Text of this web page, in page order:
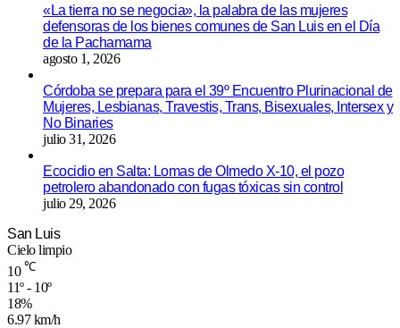
«La tierra no se negocia», la palabra de las mujeres
defensoras de los bienes comunes de San Luis en el Día
de la Pachamama
agosto 1, 2026
Córdoba se prepara para el 39º Encuentro Plurinacional de
Mujeres, Lesbianas, Travestis, Trans, Bisexuales, Intersex y
No Binaries
julio 31, 2026
Ecocidio en Salta: Lomas de Olmedo X-10, el pozo
petrolero abandonado con fugas tóxicas sin control
julio 29, 2026
San Luis
Cielo limpio
10 ℃
11º - 10º
18%
6.97 km/h